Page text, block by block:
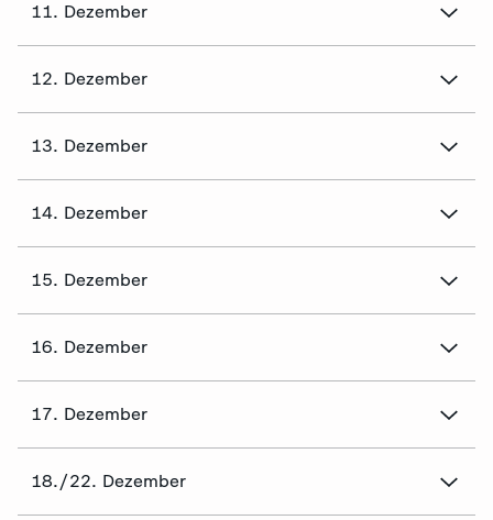
11. Dezember
12. Dezember
13. Dezember
14. Dezember
15. Dezember
16. Dezember
17. Dezember
18./22. Dezember